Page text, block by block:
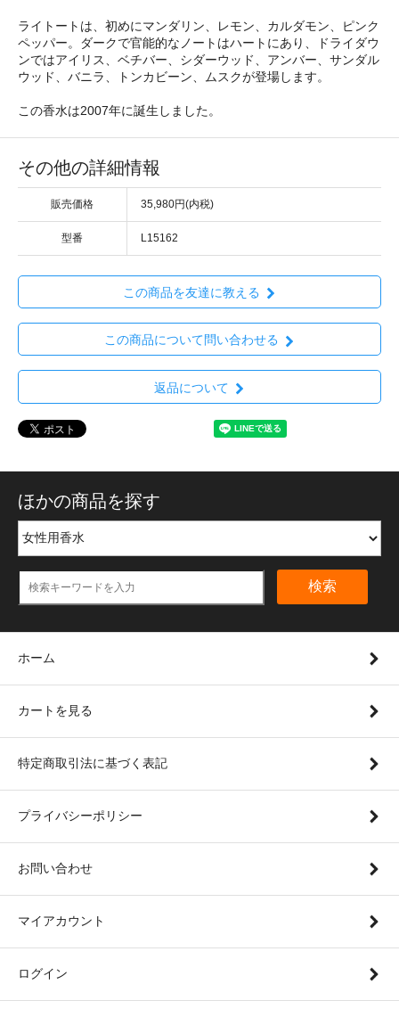
ライトートは、初めにマンダリン、レモン、カルダモン、ピンク
ペッパー。ダークで官能的なノートはハートにあり、ドライダウ
ンではアイリス、ベチバー、シダーウッド、アンバー、サンダル
ウッド、バニラ、トンカビーン、ムスクが登場します。
この香水は2007年に誕生しました。
その他の詳細情報
販売価格 35,980円(内税)
型番 L15162
この商品を友達に教える
この商品について問い合わせる
返品について
ほかの商品を探す
検索
ホーム
カートを見る
特定商取引法に基づく表記
プライバシーポリシー
お問い合わせ
マイアカウント
ログイン